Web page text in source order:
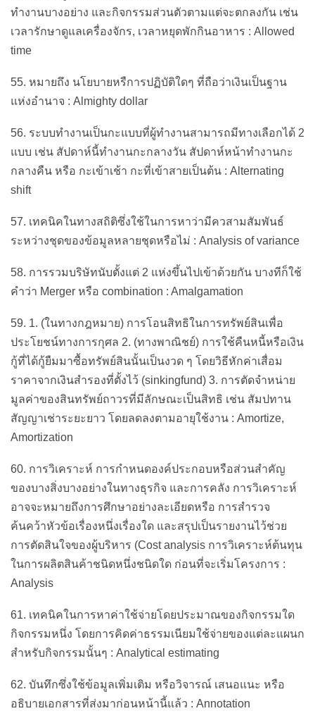
ทำงานบางอย่าง และกิจกรรมส่วนตัวตามแต่จะตกลงกัน เช่น
เวลารักษาดูแลเครื่องจักร, เวลาหยุดพักกินอาหาร : Allowed
time
55. หมายถึง นโยบายหรืการปฏิบัติใดๆ ที่ถือว่าเงินเป็นฐาน
แห่งอำนาจ : Almighty dollar
56. ระบบทำงานเป็นกะแบบที่ผู้ทำงานสามารถมีทางเลือกได้ 2
แบบ เช่น สัปดาห์นี้ทำงานกะกลางวัน สัปดาห์หน้าทำงานกะ
กลางคืน หรือ กะเข้าเช้า กะที่เข้าสายเป็นต้น : Alternating
shift
57. เทคนิคในทางสถิติซึ่งใช้ในการหาว่ามีควสามสัมพันธ์
ระหว่างชุดของข้อมูลหลายชุดหรือไม่ : Analysis of variance
58. การรวมบริษัทนับตั้งแต่ 2 แห่งขึ้นไปเข้าด้วยกัน บางทีก็ใช้
คำว่า Merger หรือ combination : Amalgamation
59. 1. (ในทางกฎหมาย) การโอนสิทธิในการทรัพย์สินเพื่อ
ประโยชน์ทางการกุศล 2. (ทางพาณิชย์) การใช้คืนหนี้หรือเงิน
กู้ที่ได้กู้ยืมมาซื้อทรัพย์สินนั้นเป็นงวด ๆ โดยวิธีหักค่าเสื่อม
ราคาจากเงินสำรองที่ตั้งไว้ (sinkingfund) 3. การตัดจำหน่าย
มูลค่าของสินทรัพย์ถาวรที่มีลักษณะเป็นสิทธิ เช่น สัมปทาน
สัญญาเช่าระยะยาว โดยลดลงตามอายุใช้งาน : Amortize,
Amortization
60. การวิเคราะห์ การกำหนดองค์ประกอบหรือส่วนสำคัญ
ของบางสิ่งบางอย่างในทางธุรกิจ และการคลัง การวิเคราะห์
อาจจะหมายถึงการศึกษาอย่างละเอียดหรือ การสำรวจ
ค้นคว้าหัวข้อเรื่องหนึ่งเรื่องใด และสรุปเป็นรายงานไว้ช่วย
การตัดสินใจของผู้บริหาร (Cost analysis การวิเคราะห์ต้นทุน
ในการผลิตสินค้าชนิดหนึ่งชนิดใด ก่อนที่จะเริ่มโครงการ :
Analysis
61. เทคนิคในการหาค่าใช้จ่ายโดยประมาณของกิจกรรมใด
กิจกรรมหนึ่ง โดยการคิดค่าธรรมเนียมใช้จ่ายของแต่ละแผนก
สำหรับกิจกรรมนั้นๆ : Analytical estimating
62. บันทึกซึ่งใช้ข้อมูลเพิ่มเติม หรือวิจารณ์ เสนอแนะ หรือ
อธิบายเอกสารที่ส่งมาก่อนหน้านี้แล้ว : Annotation